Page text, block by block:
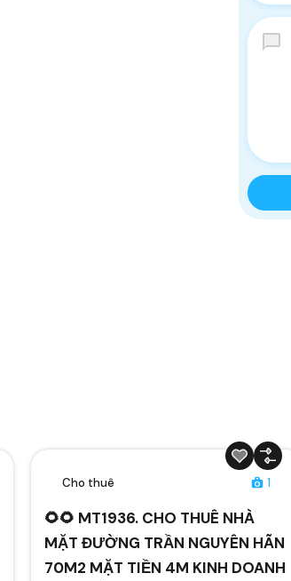
Cho thuê 1
🌻🌻 MT1936. CHO THUÊ NHÀ
MẶT ĐƯỜNG TRẦN NGUYÊN HÃN
70M2 MẶT TIỀN 4M KINH DOANH